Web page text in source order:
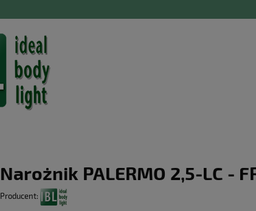
Narożnik PALERMO 2,5-LC -
Producent: